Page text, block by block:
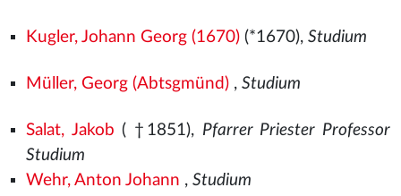
Kugler, Johann Georg (1670)(*1670), Studium
Müller, Georg (Abtsgmünd), Studium
Salat, Jakob ( †1851), Pfarrer Priester Professor
Studium
Wehr, Anton Johann , Studium